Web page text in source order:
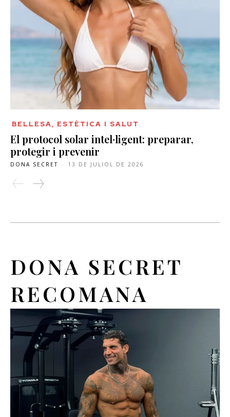
BELLESA, ESTÈTICA I SALUT
El protocol solar intel·ligent: preparar,
protegir i prevenir
DONA SECRET - 13 DE JULIOL DE 2026
DONA SECRET
RECOMANA